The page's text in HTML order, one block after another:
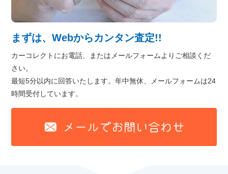
まずは、Webからカンタン査定!!
カーコレクトにお電話、またはメールフォームよりご相談くだ
さい。
最短5分以内に回答いたします。年中無休、メールフォームは24
時間受付しています。